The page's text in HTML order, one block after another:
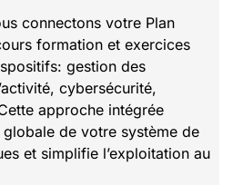
connectons votre Plan
formation et exercices
gestion des
cybersécurité,
approche intégrée
de votre système de
et simplifie l’exploitation au